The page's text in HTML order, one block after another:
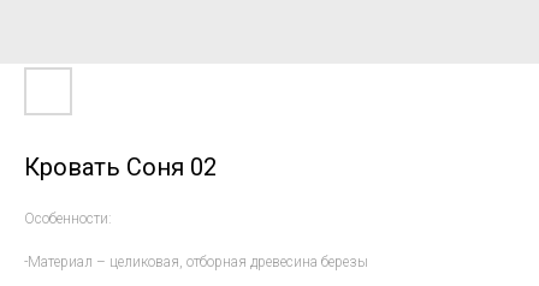
Кровать Соня 02
Особенности:
-Материал – целиковая, отборная древесина березы